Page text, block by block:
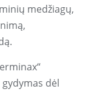
medžiagų,
dėl